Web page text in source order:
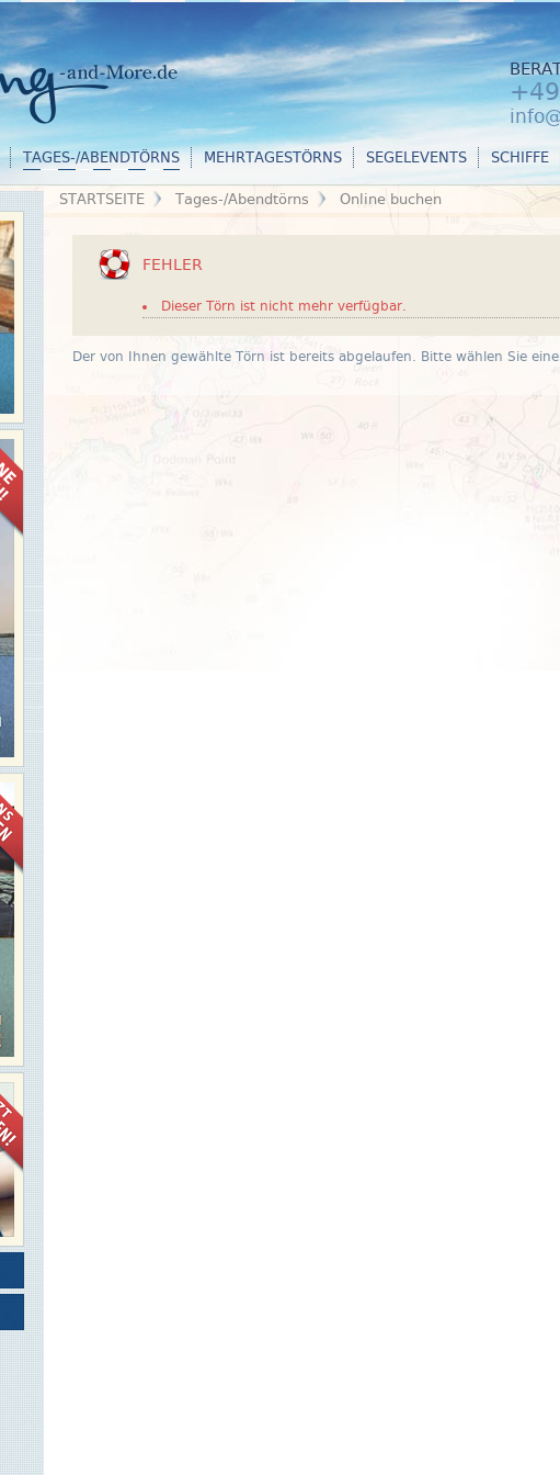
TAGES-/ABENDTÖRNS MEHRTAGESTÖRNS SEGELEVENTS SCHIFFE
STARTSEITE Tages-/Abendtörns Online buchen
FEHLER
Dieser Törn ist nicht mehr verfügbar.
Der von Ihnen gewählte Törn ist bereits abgelaufen. Bitte wählen Sie